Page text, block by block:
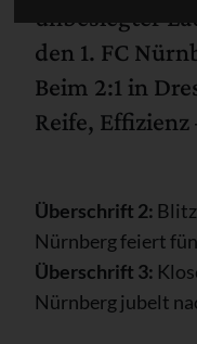
unbesiegter
den 1. FC
Beim 2:1 in
Reife,
Überschrift 2:
Nürnberg feiert
Überschrift 3:
Nürnberg jubelt